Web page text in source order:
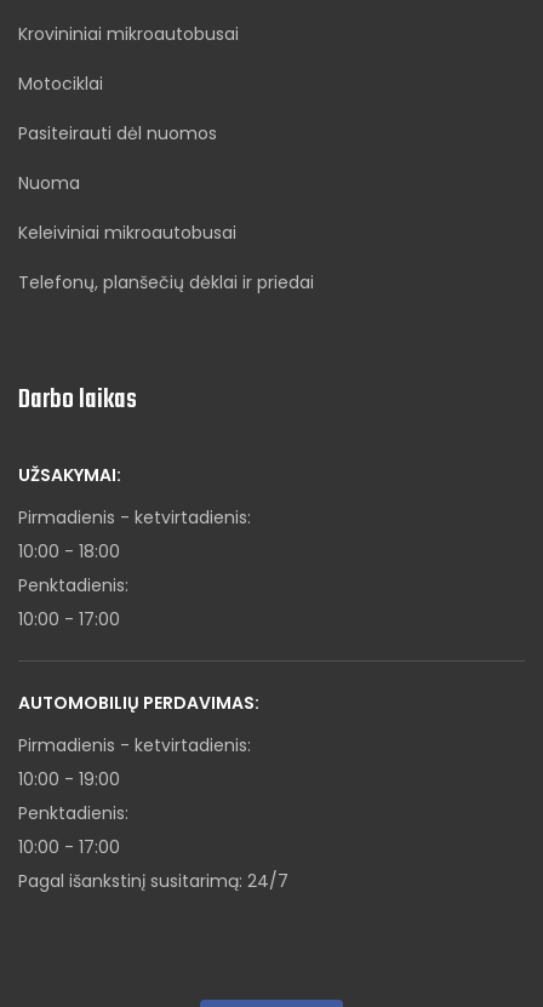
Krovininiai mikroautobusai
Motociklai
Pasiteirauti dėl nuomos
Nuoma
Keleiviniai mikroautobusai
Telefonų, planšečių dėklai ir priedai
Darbo laikas
UŽSAKYMAI:
Pirmadienis - ketvirtadienis:
10:00 - 18:00
Penktadienis:
10:00 - 17:00
AUTOMOBILIŲ PERDAVIMAS:
Pirmadienis - ketvirtadienis:
10:00 - 19:00
Penktadienis:
10:00 - 17:00
Pagal išankstinį susitarimą: 24/7